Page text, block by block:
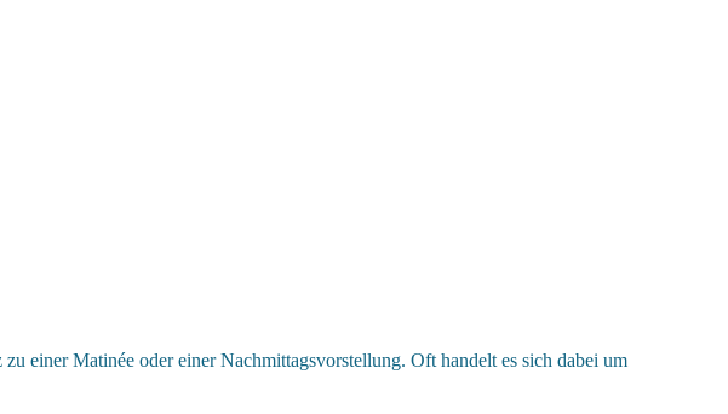
einer Matinée oder einer Nachmittagsvorstellung. Oft handelt es sich dabei um